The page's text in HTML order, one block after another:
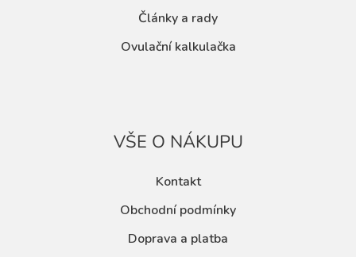
Články a rady
Ovulační kalkulačka
VŠE O NÁKUPU
Kontakt
Obchodní podmínky
Doprava a platba